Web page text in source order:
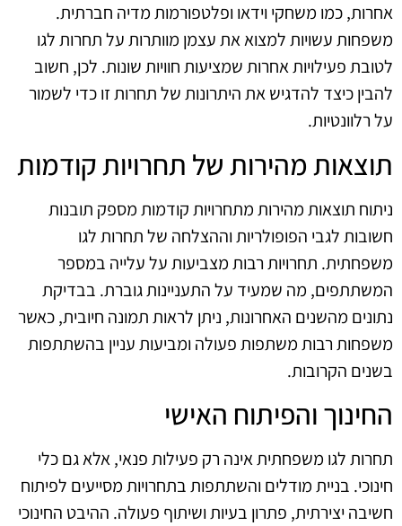
אחרות, כמו משחקי וידאו ופלטפורמות מדיה חברתית.
משפחות עשויות למצוא את עצמן מוותרות על תחרות לגו
לטובת פעילויות אחרות שמציעות חוויות שונות. לכן, חשוב
להבין כיצד להדגיש את היתרונות של תחרות זו כדי לשמור
על רלוונטיות.
תוצאות מהירות של תחרויות קודמות
ניתוח תוצאות מהירות מתחרויות קודמות מספק תובנות
חשובות לגבי הפופולריות וההצלחה של תחרות לגו
משפחתית. תחרויות רבות מצביעות על עלייה במספר
המשתתפים, מה שמעיד על התעניינות גוברת. בבדיקת
נתונים מהשנים האחרונות, ניתן לראות תמונה חיובית, כאשר
משפחות רבות משתפות פעולה ומביעות עניין בהשתתפות
בשנים הקרובות.
החינוך והפיתוח האישי
תחרות לגו משפחתית אינה רק פעילות פנאי, אלא גם כלי
חינוכי. בניית מודלים והשתתפות בתחרויות מסייעים לפיתוח
חשיבה יצירתית, פתרון בעיות ושיתוף פעולה. ההיבט החינוכי